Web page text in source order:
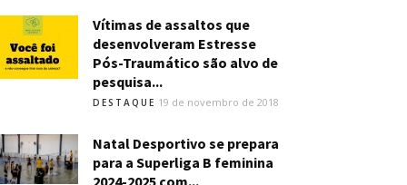
Vítimas de assaltos que
desenvolveram Estresse
Pós-Traumático são alvo de
pesquisa...
DESTAQUE 19 de novembro de 2018
Natal Desportivo se prepara
para a Superliga B feminina
2024-2025 com...